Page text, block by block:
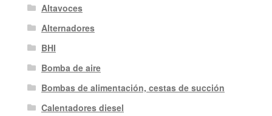
Altavoces
Alternadores
BHI
Bomba de aire
Bombas de alimentación, cestas de succión
Calentadores diesel